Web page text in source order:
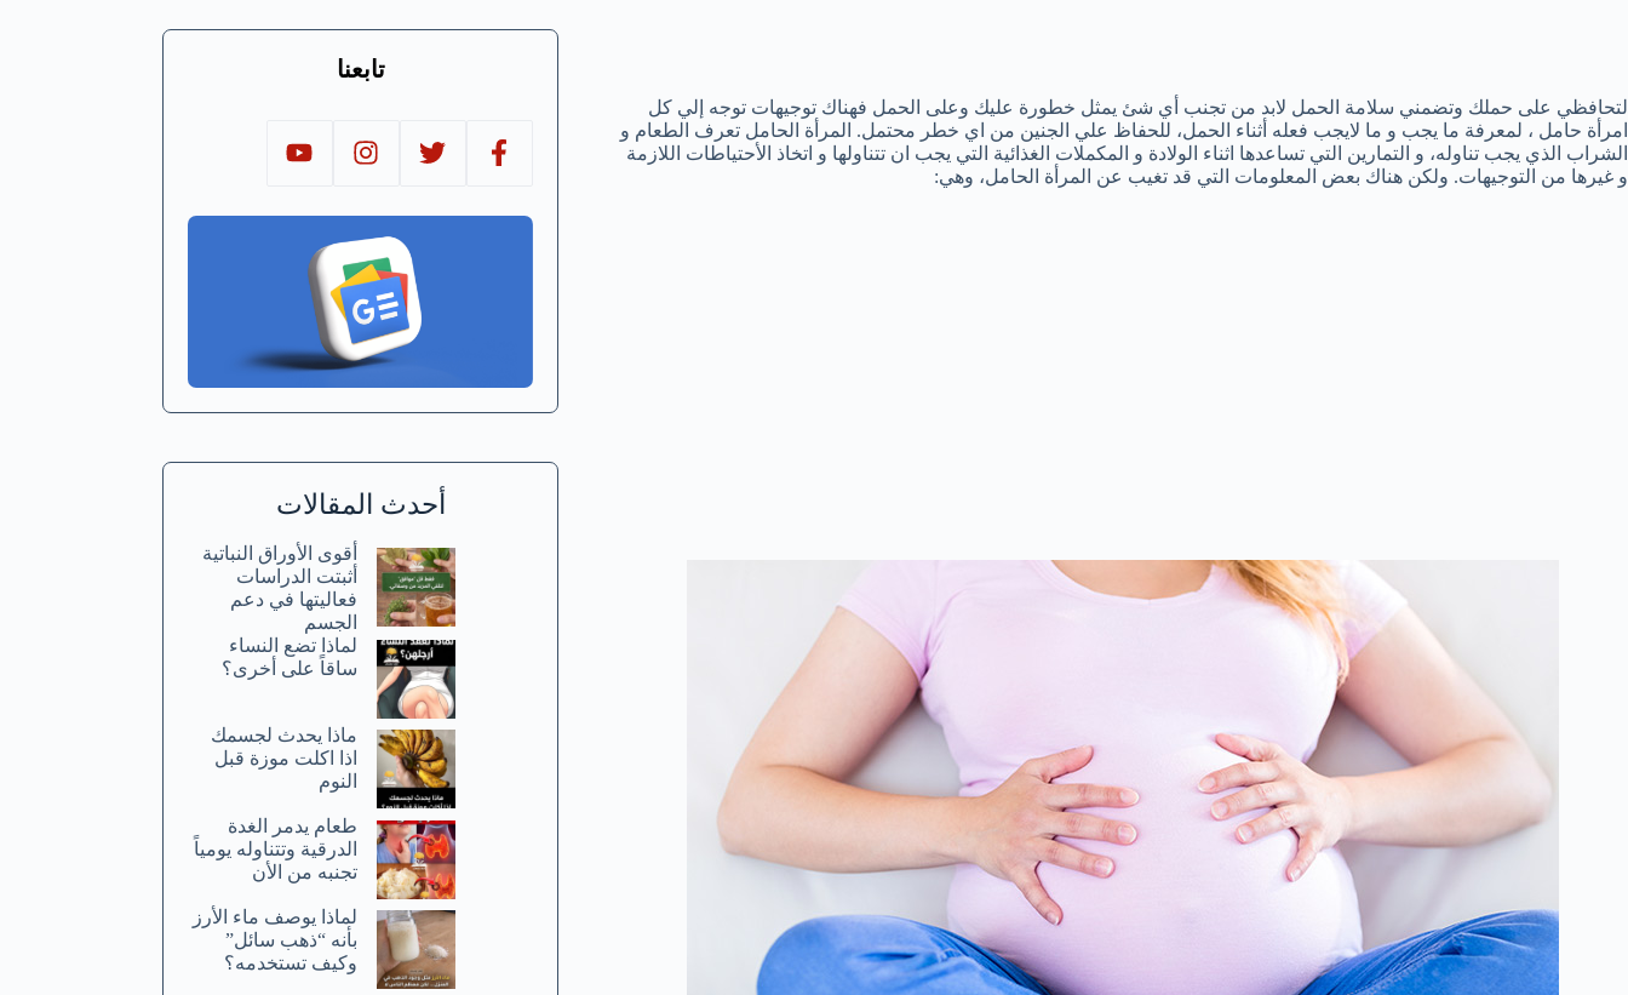
لتحافظي على حملك وتضمني سلامة الحمل لابد من تجنب أي شئ يمثل خطورة عليك وعلى الحمل فهناك توجيهات توجه إلي كل
امرأة حامل ، لمعرفة ما يجب و ما لايجب فعله أثناء الحمل، للحفاظ علي الجنين من اي خطر محتمل. المرأة الحامل تعرف الطعام و
الشراب الذي يجب تناوله، و التمارين التي تساعدها اثناء الولادة و المكملات الغذائية التي يجب ان تتناولها و اتخاذ الأحتياطات اللازمة
و غيرها من التوجيهات. ولكن هناك بعض المعلومات التي قد تغيب عن المرأة الحامل، وهي:
تابعنا
أحدث المقالات
أقوى الأوراق النباتية
أثبتت الدراسات
فعاليتها في دعم
الجسم
لماذا تضع النساء
ساقاً على أخرى؟
ماذا يحدث لجسمك
اذا اكلت موزة قبل
النوم
طعام يدمر الغدة
الدرقية وتتناوله يومياً
تجنبه من الأن
لماذا يوصف ماء الأرز
بأنه “ذهب سائل”
وكيف تستخدمه؟